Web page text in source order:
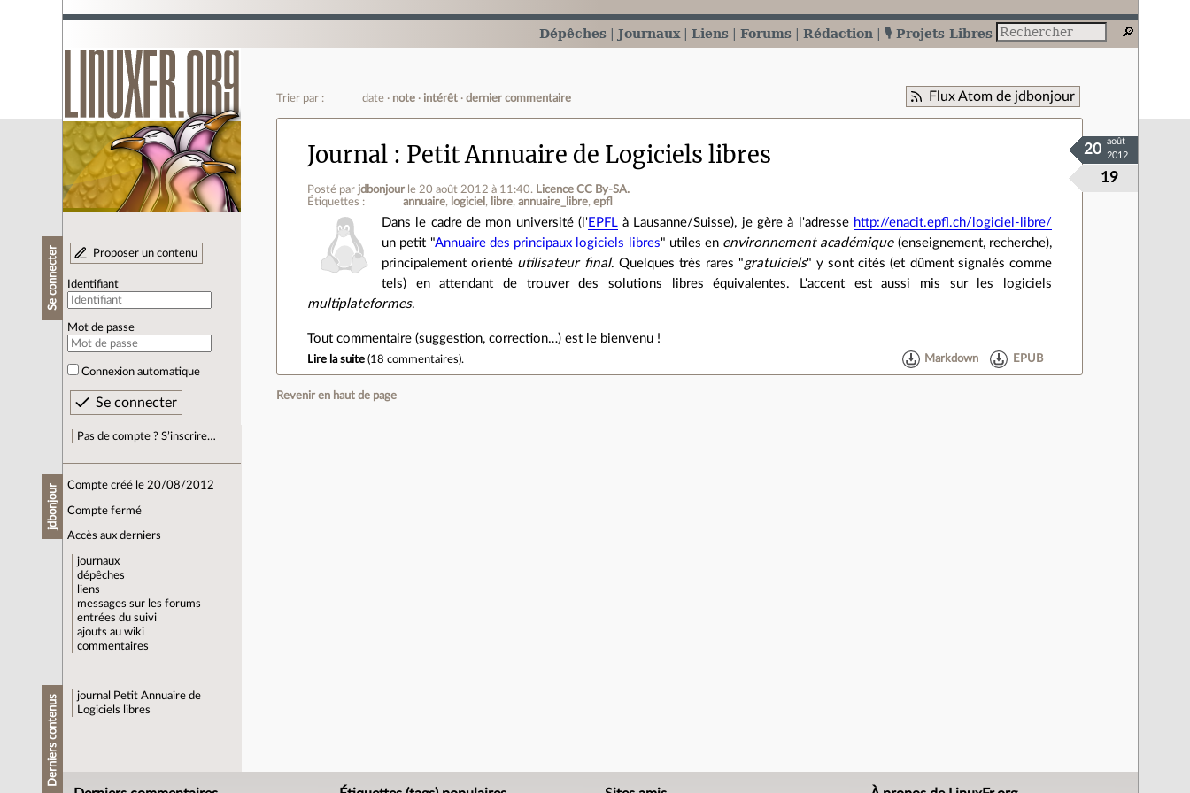
Dépêches Journaux Liens Forums Rédaction 🎙️ Projets Libres
Se connecter Proposer un contenu
Identifiant
Mot de passe
Connexion automatique
Pas de compte ? S’inscrire…
jdbonjour Compte créé le 20/08/2012
Compte fermé
Accès aux derniers
journaux
dépêches
liens
messages sur les forums
entrées du suivi
ajouts au wiki
commentaires
Derniers contenus journal
Petit Annuaire de
Logiciels libres
Flux Atom de jdbonjour
Trier par : date note intérêt dernier commentaire
Journal Petit Annuaire de Logiciels libres
Posté par jdbonjour le 20 août 2012 à 11:40. Licence CC By‑SA.
Étiquettes :
annuaire logiciel libre annuaire_libre epfl
19
20
août
2012
Dans le cadre de mon université (l'EPFLà Lausanne/Suisse), je gère à l'adresse http://enacit.epfl.ch/logiciel-libre/
un petit "Annuaire des principaux logiciels libres" utiles en environnement académique(enseignement, recherche),
principalement orienté utilisateur final. Quelques très rares "gratuiciels" y sont cités (et dûment signalés comme
tels) en attendant de trouver des solutions libres équivalentes. L'accent est aussi mis sur les logiciels
multiplateformes.
Tout commentaire (suggestion, correction…) est le bienvenu !
Lire la suite (18 commentaires). Markdown EPUB
Revenir en haut de page